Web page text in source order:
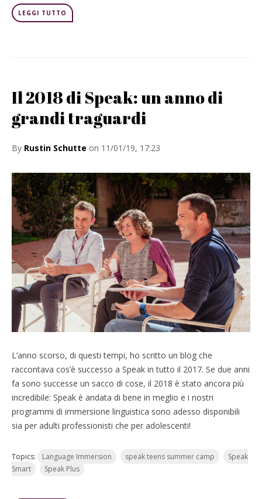
LEGGI TUTTO
Il 2018 di Speak: un anno di
grandi traguardi
By Rustin Schutte on 11/01/19, 17:23
L’anno scorso, di questi tempi, ho scritto un blog che
raccontava cos’è successo a Speak in tutto il 2017. Se due anni
fa sono successe un sacco di cose, il 2018 è stato ancora più
incredibile: Speak è andata di bene in meglio e i nostri
programmi di immersione linguistica sono adesso disponibili
sia per adulti professionisti che per adolescenti!
Topics: Language Immersion speak teens summer camp
Speak
Smart
Speak Plus